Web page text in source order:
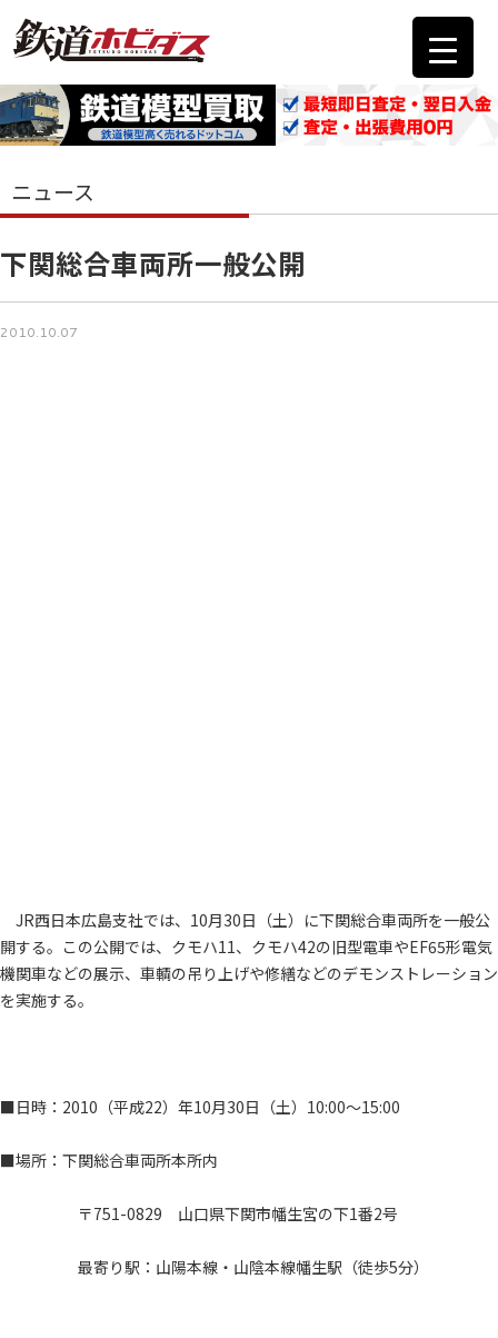
ニュース
下関総合車両所一般公開
2010.10.07
JR西日本広島支社では、10月30日（土）に下関総合車両所を一般公
開する。この公開では、クモハ11、クモハ42の旧型電車やEF65形電気
機関車などの展示、車輌の吊り上げや修繕などのデモンストレーション
を実施する。
■日時：2010（平成22）年10月30日（土）10:00～15:00
■場所：下関総合車両所本所内
〒751-0829 山口県下関市幡生宮の下1番2号
最寄り駅：山陽本線・山陰本線幡生駅（徒歩5分）